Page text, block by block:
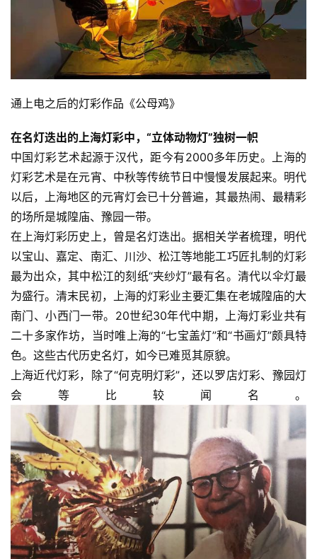
首
页
艺
坛
快
讯
法
征
稿
学
术
研
通上电之后的灯彩作品《公母鸡》
在名灯迭出的上海灯彩中，“立体动物灯”独树一帜
中国灯彩艺术起源于汉代，距今有2000多年历史。上海的
灯彩艺术是在元宵、中秋等传统节日中慢慢发展起来。明代
以后，上海地区的元宵灯会已十分普遍，其最热闹、最精彩
的场所是城隍庙、豫园一带。
在上海灯彩历史上，曾是名灯迭出。据相关学者梳理，明代
以宝山、嘉定、南汇、川沙、松江等地能工巧匠扎制的灯彩
最为出众，其中松江的刻纸“夹纱灯”最有名。清代以伞灯最
为盛行。清末民初，上海的灯彩业主要汇集在老城隍庙的大
南门、小西门一带。20世纪30年代中期，上海灯彩业共有
二十多家作坊，当时唯上海的“七宝盖灯”和“书画灯”颇具特
色。这些古代历史名灯，如今已难觅其原貌。
上海近代灯彩，除了“何克明灯彩”，还以罗店灯彩、豫园灯
会等比较闻名。